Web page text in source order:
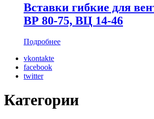
Вставки гибкие для
ВР 80-75, ВЦ 14-46
Подробнее
vkontakte
facebook
twitter
Категории